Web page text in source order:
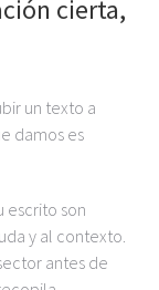
cierta,
un texto a
damos es
escrito son
y al contexto.
antes de